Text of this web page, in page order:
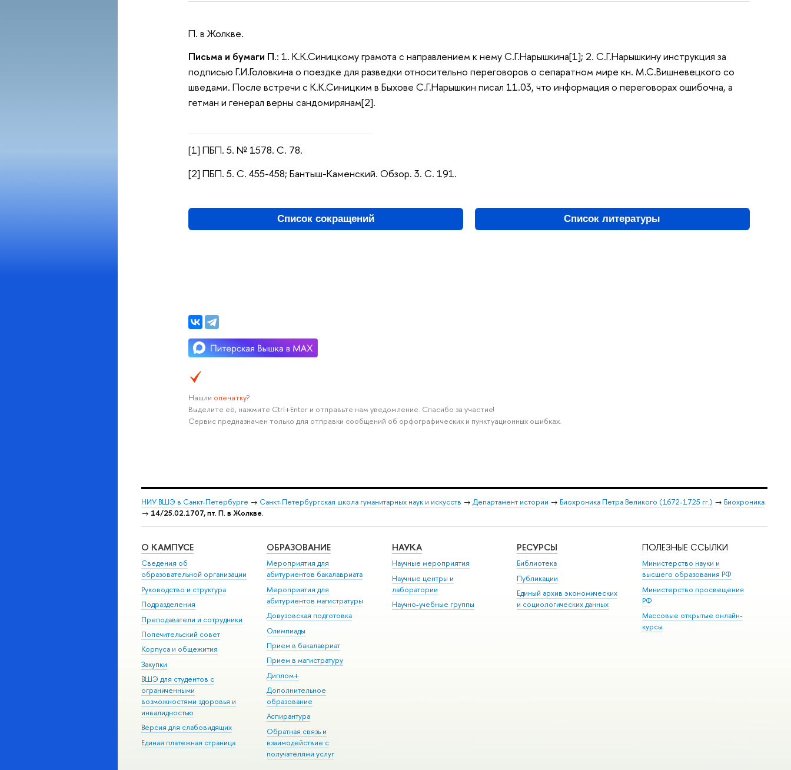
П. в Жолкве.
Письма и бумаги П.: 1. К.К.Синицкому грамота с направлением к нему С.Г.Нарышкина[1]; 2. С.Г.Нарышкину инструкция за
подписью Г.И.Головкина о поездке для разведки относительно переговоров о сепаратном мире кн. М.С.Вишневецкого со
шведами. После встречи с К.К.Синицким в Быхове С.Г.Нарышкин писал 11.03, что информация о переговорах ошибочна, а
гетман и генерал верны сандомирянам[2].
[1] ПБП. 5. № 1578. С. 78.
[2] ПБП. 5. С. 455-458; Бантыш-Каменский. Обзор. 3. С. 191.
Список сокращений Список литературы
Нашли опечатку?
Выделите её, нажмите Ctrl+Enter и отправьте нам уведомление. Спасибо за участие!
Сервис предназначен только для отправки сообщений об орфографических и пунктуационных ошибках.
НИУ ВШЭ в Санкт-Петербурге → Санкт-Петербургская школа гуманитарных наук и искусств → Департамент истории → Биохроника Петра Великого (1672-1725 гг.) → Биохроника
→ 14/25.02.1707, пт. П. в Жолкве.
О КАМПУСЕ
Сведения об
образовательной организации
Руководство и структура
Подразделения
Преподаватели и сотрудники
Попечительский совет
Корпуса и общежития
Закупки
ВШЭ для студентов с
ограниченными
возможностями здоровья и
инвалидностью
Версия для слабовидящих
Единая платежная страница
ОБРАЗОВАНИЕ
Мероприятия для
абитуриентов бакалавриата
Мероприятия для
абитуриентов магистратуры
Довузовская подготовка
Олимпиады
Прием в бакалавриат
Прием в магистратуру
Диплом+
Дополнительное
образование
Аспирантура
Обратная связь и
взаимодействие с
получателями услуг
НАУКА
Научные мероприятия
Научные центры и
лаборатории
Научно-учебные группы
РЕСУРСЫ
Библиотека
Публикации
Единый архив экономических
и социологических данных
ПОЛЕЗНЫЕ ССЫЛКИ
Министерство науки и
высшего образования РФ
Министерство просвещения
РФ
Массовые открытые онлайн-
курсы